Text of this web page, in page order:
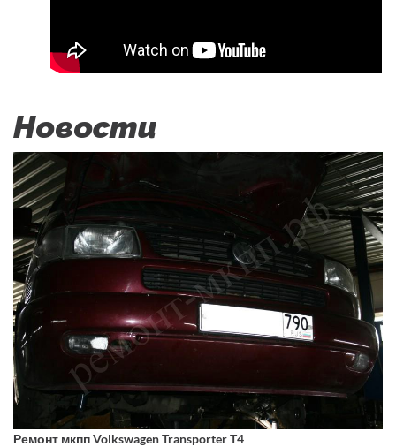
Новости
Ремонт мкпп Volkswagen Transporter T4